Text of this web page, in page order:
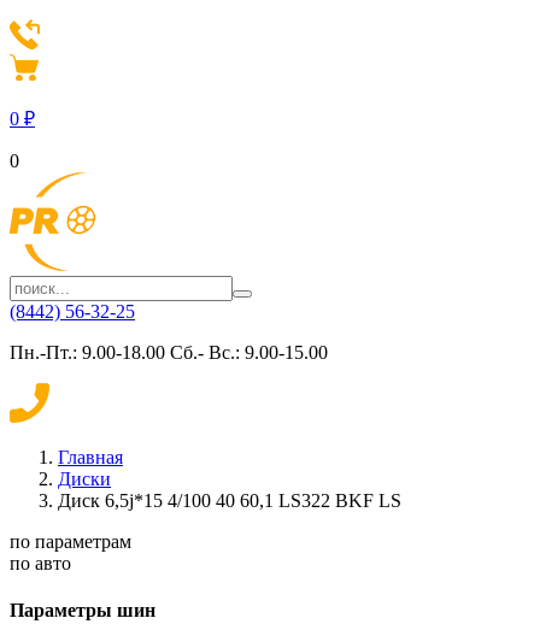
0 ₽
0
(8442) 56-32-25
Пн.-Пт.: 9.00-18.00 Сб.- Вс.: 9.00-15.00
Главная
Диски
Диск 6,5j*15 4/100 40 60,1 LS322 BKF LS
по параметрам
по авто
Параметры шин